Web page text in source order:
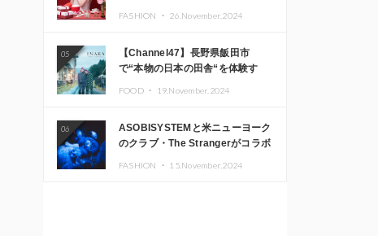
FASHION ・ 26.November.2024
05
【Channel47】長野県飯田市
で“本物の日本の田舎“を体験す
FOOD ・ 19.November.2024
06
ASOBISYSTEMと米ニューヨーク
のクラブ・The Strangerがコラボ
FASHION ・ 15.November.2024